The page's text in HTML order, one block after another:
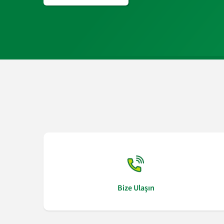
Bize Ulaşın